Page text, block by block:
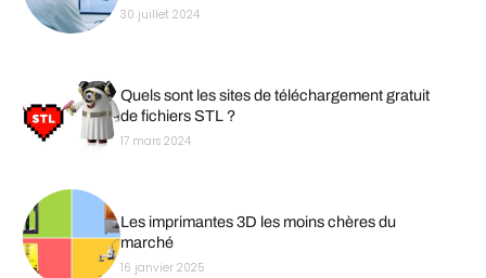
30 juillet 2024
Quels sont les sites de téléchargement gratuit
de fichiers STL ?
17 mars 2024
Les imprimantes 3D les moins chères du
marché
16 janvier 2025